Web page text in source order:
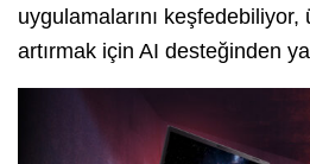
uygulamalarını
artırmak için AI desteğinden